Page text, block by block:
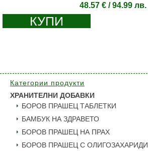
48.57 €/ 94.99 лв.
КУПИ
Категории продукти
ХРАНИТЕЛНИ ДОБАВКИ
БОРОВ ПРАШЕЦ ТАБЛЕТКИ
БАМБУК НА ЗДРАВЕТО
БОРОВ ПРАШЕЦ НА ПРАХ
БОРОВ ПРАШЕЦ С ОЛИГОЗАХАРИДИ